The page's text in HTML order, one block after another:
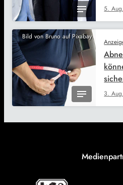
5.
Bild von Bruno auf Pixabay
3.